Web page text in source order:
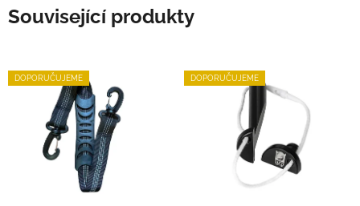
Související produkty
DOPORUČUJEME DOPORUČUJEME